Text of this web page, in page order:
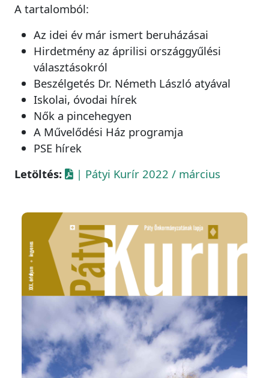
A tartalomból:
Az idei év már ismert beruházásai
Hirdetmény az áprilisi országgyűlési
választásokról
Beszélgetés Dr. Németh László atyával
Iskolai, óvodai hírek
Nők a pincehegyen
A Művelődési Ház programja
PSE hírek
Letöltés:
| Pátyi Kurír 2022 / március